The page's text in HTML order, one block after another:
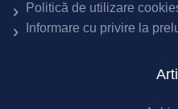
Politică de utilizare
Informare cu privire la